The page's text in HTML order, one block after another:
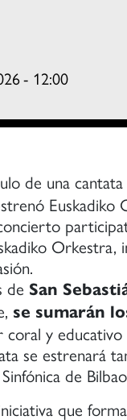
- 12:00
de una
de San
se sumarán
y
se estrenará
de
que